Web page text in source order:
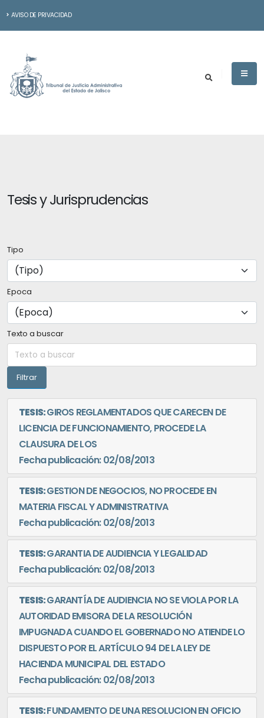
AVISO DE PRIVACIDAD
Tesis y Jurisprudencias
Tipo
Epoca
Texto a buscar
TESIS:GIROS REGLAMENTADOS QUE CARECEN DE
LICENCIA DE FUNCIONAMIENTO, PROCEDE LA
CLAUSURA DE LOS
Fecha publicación: 02/08/2013
TESIS:GESTION DE NEGOCIOS, NO PROCEDE EN
MATERIA FISCAL Y ADMINISTRATIVA
Fecha publicación: 02/08/2013
TESIS:GARANTIA DE AUDIENCIA Y LEGALIDAD
Fecha publicación: 02/08/2013
TESIS:GARANTÍA DE AUDIENCIA NO SE VIOLA POR LA
AUTORIDAD EMISORA DE LA RESOLUCIÓN
IMPUGNADA CUANDO EL GOBERNADO NO ATIENDE LO
DISPUESTO POR EL ARTÍCULO 94 DE LA LEY DE
HACIENDA MUNICIPAL DEL ESTADO
Fecha publicación: 02/08/2013
TESIS:FUNDAMENTO DE UNA RESOLUCION EN OFICIO